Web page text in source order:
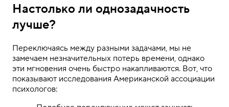
Настолько ли однозадачность
лучше?
Переключаясь между разными задачами, мы не
замечаем незначительных потерь времени, однако
эти мгновения очень быстро накапливаются. Вот, что
показывают исследования Американской ассоциации
психологов: